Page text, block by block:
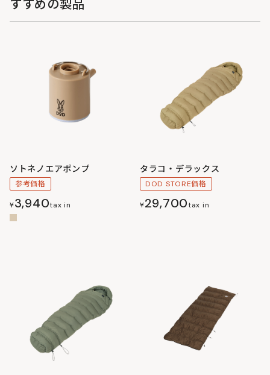
すすめの製品
ソトネノエアポンプ
参考価格
¥3,940tax in
タラコ・デラックス
DOD STORE価格
¥29,700tax in